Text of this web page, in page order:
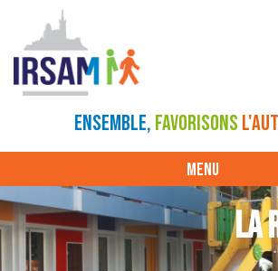
ENSEMBLE, FAVORISONS
MENU
LA